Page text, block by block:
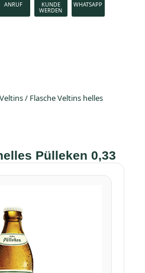
ANRUF KUNDE
WERDEN
WHATSAPP
Veltins/ Flasche Veltins helles
Pülleken 0,33